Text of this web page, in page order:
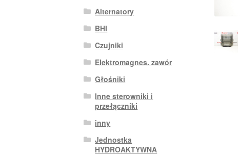
Alternatory
BHI
Czujniki
Elektromagnes. zawór
Głośniki
Inne sterowniki i
przełączniki
inny
Jednostka
HYDROAKTYWNA